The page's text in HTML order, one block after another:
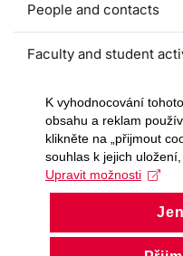
People and contacts
Faculty and student
Projects and strategic
Documents
European sustainable
Currently
K vyhodnocování
obsahu a reklam
klikněte na „přijmout
souhlas k jejich
Upravit možnosti